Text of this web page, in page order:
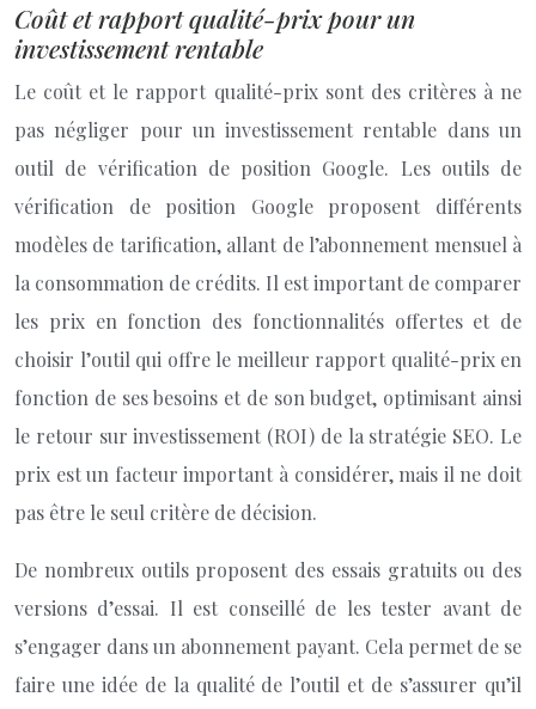
Coût et rapport qualité-prix pour un
investissement rentable
Le coût et le rapport qualité-prix sont des critères à ne
pas négliger pour un investissement rentable dans un
outil de vérification de position Google. Les outils de
vérification de position Google proposent différents
modèles de tarification, allant de l’abonnement mensuel à
la consommation de crédits. Il est important de comparer
les prix en fonction des fonctionnalités offertes et de
choisir l’outil qui offre le meilleur rapport qualité-prix en
fonction de ses besoins et de son budget, optimisant ainsi
le retour sur investissement (ROI) de la stratégie SEO. Le
prix est un facteur important à considérer, mais il ne doit
pas être le seul critère de décision.
De nombreux outils proposent des essais gratuits ou des
versions d’essai. Il est conseillé de les tester avant de
s’engager dans un abonnement payant. Cela permet de se
faire une idée de la qualité de l’outil et de s’assurer qu’il